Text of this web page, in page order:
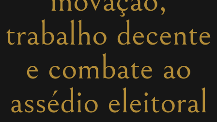
trabalho decente
e combate ao
assédio eleitoral